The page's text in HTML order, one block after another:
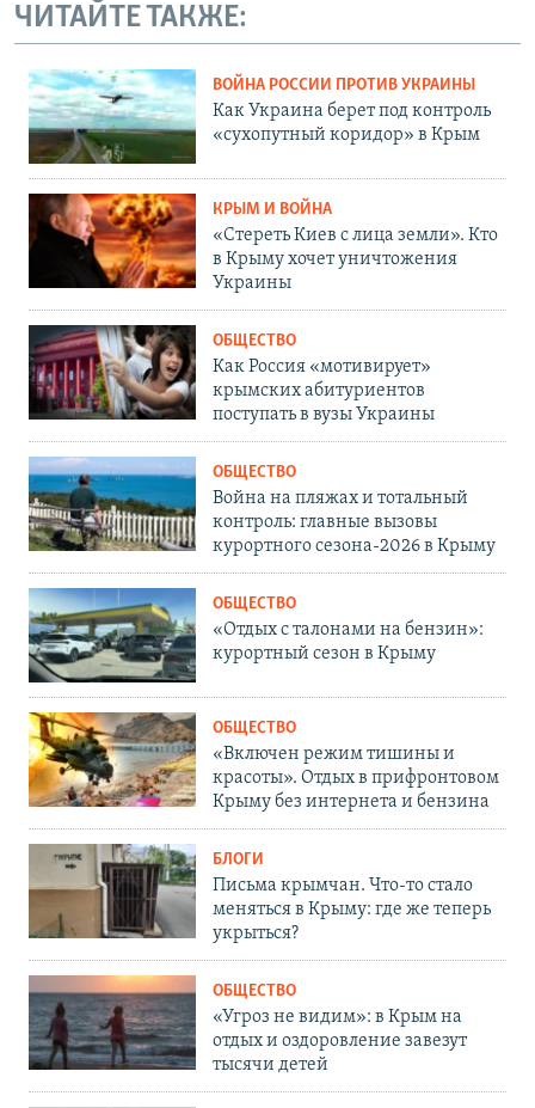
ЧИТАЙТЕ ТАКЖЕ:
ВОЙНА РОССИИ ПРОТИВ УКРАИНЫ
Как Украина берет под контроль
«сухопутный коридор» в Крым
КРЫМ И ВОЙНА
«Стереть Киев с лица земли». Кто
в Крыму хочет уничтожения
Украины
ОБЩЕСТВО
Как Россия «мотивирует»
крымских абитуриентов
поступать в вузы Украины
ОБЩЕСТВО
Война на пляжах и тотальный
контроль: главные вызовы
курортного сезона-2026 в Крыму
ОБЩЕСТВО
«Отдых с талонами на бензин»:
курортный сезон в Крыму
ОБЩЕСТВО
«Включен режим тишины и
красоты». Отдых в прифронтовом
Крыму без интернета и бензина
БЛОГИ
Письма крымчан. Что-то стало
меняться в Крыму: где же теперь
укрыться?
ОБЩЕСТВО
«Угроз не видим»: в Крым на
отдых и оздоровление завезут
тысячи детей